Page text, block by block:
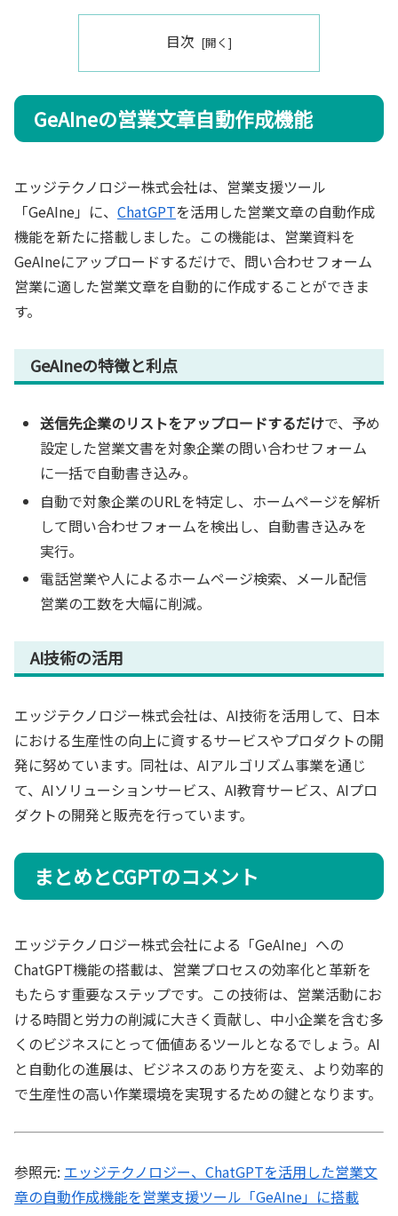
目次
GeAIneの営業文章自動作成機能
エッジテクノロジー株式会社は、営業支援ツール
「GeAIne」に、 ChatGPTを活用した営業文章の自動作成
機能を新たに搭載しました。この機能は、営業資料を
GeAIneにアップロードするだけで、問い合わせフォーム
営業に適した営業文章を自動的に作成することができま
す。
GeAIneの特徴と利点
送信先企業のリストをアップロードするだけで、予め
設定した営業文書を対象企業の問い合わせフォーム
に一括で自動書き込み。
自動で対象企業のURLを特定し、ホームページを解析
して問い合わせフォームを検出し、自動書き込みを
実行。
電話営業や人によるホームページ検索、メール配信
営業の工数を大幅に削減。
AI技術の活用
エッジテクノロジー株式会社は、AI技術を活用して、日本
における生産性の向上に資するサービスやプロダクトの開
発に努めています。同社は、AIアルゴリズム事業を通じ
て、AIソリューションサービス、AI教育サービス、AIプロ
ダクトの開発と販売を行っています。
まとめとCGPTのコメント
エッジテクノロジー株式会社による「GeAIne」への
ChatGPT機能の搭載は、営業プロセスの効率化と革新を
もたらす重要なステップです。この技術は、営業活動にお
ける時間と労力の削減に大きく貢献し、中小企業を含む多
くのビジネスにとって価値あるツールとなるでしょう。AI
と自動化の進展は、ビジネスのあり方を変え、より効率的
で生産性の高い作業環境を実現するための鍵となります。
参照元: エッジテクノロジー、ChatGPTを活用した営業文
章の自動作成機能を営業支援ツール「GeAIne」に搭載